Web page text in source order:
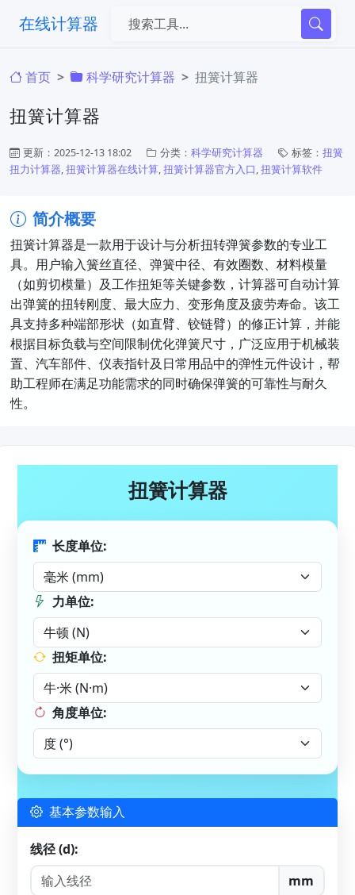
在线计算器
首页 科学研究计算器 扭簧计算器
扭簧计算器
更新：2025-12-13 18:02 分类： 科学研究计算器 标签： 扭簧
扭力计算器,扭簧计算器在线计算,扭簧计算器官方入口,扭簧计算软件
简介概要
扭簧计算器是一款用于设计与分析扭转弹簧参数的专业工
具。用户输入簧丝直径、弹簧中径、有效圈数、材料模量
（如剪切模量）及工作扭矩等关键参数，计算器可自动计算
出弹簧的扭转刚度、最大应力、变形角度及疲劳寿命。该工
具支持多种端部形状（如直臂、铰链臂）的修正计算，并能
根据目标负载与空间限制优化弹簧尺寸，广泛应用于机械装
置、汽车部件、仪表指针及日常用品中的弹性元件设计，帮
助工程师在满足功能需求的同时确保弹簧的可靠性与耐久
性。
扭簧计算器
长度单位:
力单位:
扭矩单位:
角度单位:
基本参数输入
线径 (d):
mm